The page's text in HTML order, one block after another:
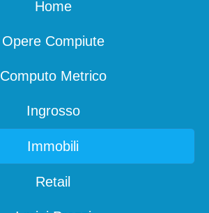
Home
Opere Compiute
Computo Metrico
Ingrosso
Immobili
Retail